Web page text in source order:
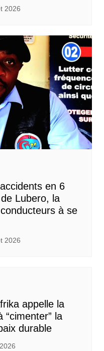
2026
en 6
Lubero, la
à se
2026
appelle la
“cimenter” la
durable